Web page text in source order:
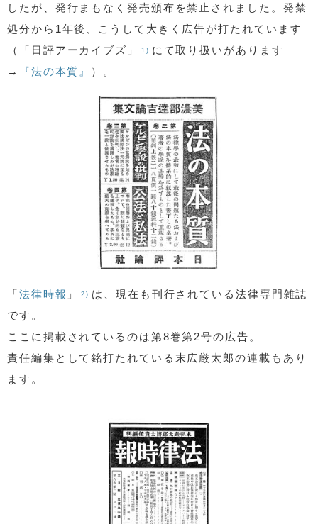
したが、発行まもなく発売頒布を禁止されました。発禁
処分から1年後、こうして大きく広告が打たれています
（「日評アーカイブズ」
1) にて取り扱いがあります
→
『法の本質』 ）。
「法律時報 」 2) は、現在も刊行されている法律専門雑誌
です。
ここに掲載されているのは第8巻第2号の広告。
責任編集として銘打たれている末広厳太郎の連載もあり
ます。